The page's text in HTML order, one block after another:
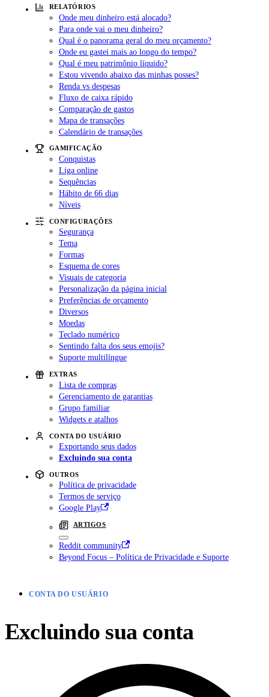
RELATÓRIOS
Onde meu dinheiro está alocado?
Para onde vai o meu dinheiro?
Qual é o panorama geral do meu orçamento?
Onde eu gastei mais ao longo do tempo?
Qual é meu patrimônio líquido?
Estou vivendo abaixo das minhas posses?
Renda vs despesas
Fluxo de caixa rápido
Comparação de gastos
Mapa de transações
Calendário de transações
GAMIFICAÇÃO
Conquistas
Liga online
Sequências
Hábito de 66 dias
Níveis
CONFIGURAÇÕES
Segurança
Tema
Formas
Esquema de cores
Visuais de categoria
Personalização da página inicial
Preferências de orçamento
Diversos
Moedas
Teclado numérico
Sentindo falta dos seus emojis?
Suporte multilíngue
EXTRAS
Lista de compras
Gerenciamento de garantias
Grupo familiar
Widgets e atalhos
CONTA DO USUÁRIO
Exportando seus dados
Excluindo sua conta
OUTROS
Política de privacidade
Termos de serviço
Google Play
ARTIGOS
Reddit community
Beyond Focus – Política de Privacidade e Suporte
CONTA DO USUÁRIO
Excluindo sua conta